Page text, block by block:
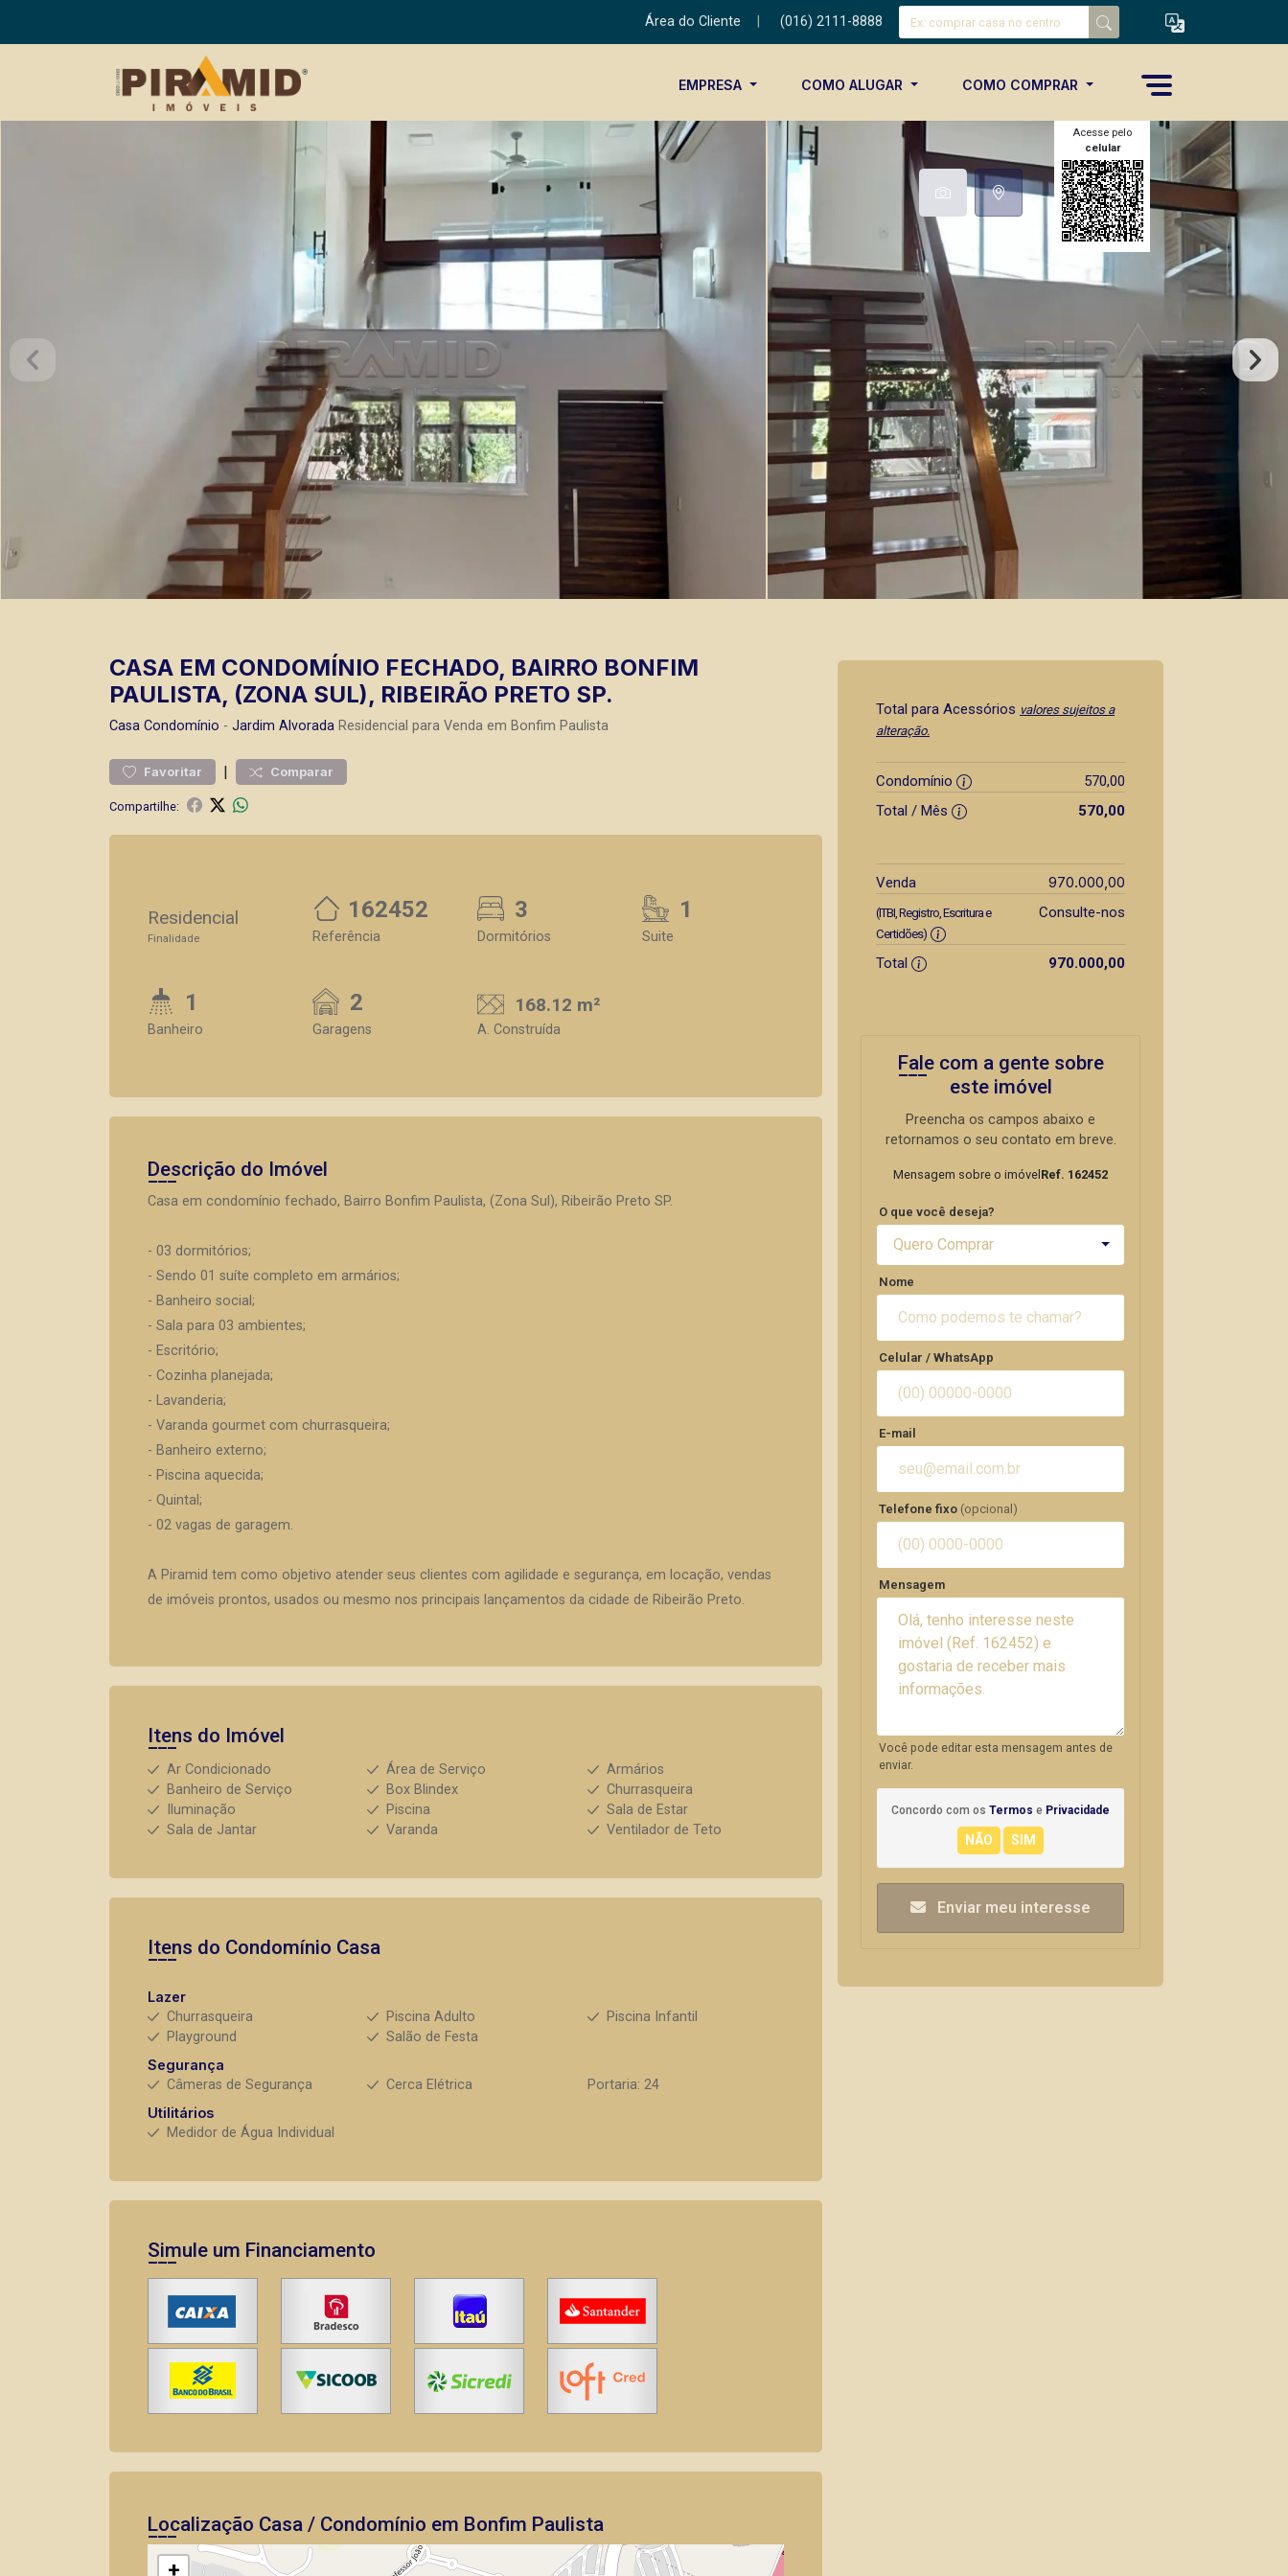
Área do Cliente (016) 2111-8888
EMPRESA COMO ALUGAR COMO COMPRAR
Acesse pelo
celular
CASA EM CONDOMÍNIO FECHADO, BAIRRO BONFIM
PAULISTA, (ZONA SUL), RIBEIRÃO PRETO SP.
Casa Condomínio - Jardim Alvorada Residencial para Venda em Bonfim Paulista
Favoritar | Comparar
Compartilhe:
Residencial
Finalidade
162452
Referência
3
Dormitórios
1
Suite
1
Banheiro
2
Garagens
168.12 m²
A. Construída
Descrição do Imóvel
Casa em condomínio fechado, Bairro Bonfim Paulista, (Zona Sul), Ribeirão Preto SP.
- 03 dormitórios;
- Sendo 01 suíte completo em armários;
- Banheiro social;
- Sala para 03 ambientes;
- Escritório;
- Cozinha planejada;
- Lavanderia;
- Varanda gourmet com churrasqueira;
- Banheiro externo;
- Piscina aquecida;
- Quintal;
- 02 vagas de garagem.
A Piramid tem como objetivo atender seus clientes com agilidade e segurança, em locação, vendas
de imóveis prontos, usados ou mesmo nos principais lançamentos da cidade de Ribeirão Preto.
Itens do Imóvel
Ar Condicionado Área de Serviço
Armários
Banheiro de Serviço
Box Blindex
Churrasqueira
Iluminação
Piscina
Sala de Estar
Sala de Jantar
Varanda Ventilador de Teto
Itens do Condomínio Casa
Lazer
Churrasqueira
Piscina Adulto
Piscina Infantil
Playground
Salão de Festa
Segurança
Câmeras de Segurança
Cerca Elétrica
Portaria: 24
Utilitários
Medidor de Água Individual
Simule um Financiamento
Localização Casa / Condomínio em Bonfim Paulista
+
Total para Acessórios valores sujeitos a
alteração.
Condomínio
570,00
Total / Mês
570,00
Venda 970.000,00
(ITBI, Registro, Escritura e
Certidões)
Consulte-nos
Total 970.000,00
Fale com a gente sobre
este imóvel
Preencha os campos abaixo e
retornamos o seu contato em breve.
Mensagem sobre o imóvel Ref. 162452
O que você deseja?
Quero Comprar
Nome
Celular / WhatsApp
E-mail
Telefone fixo (opcional)
Mensagem
Você pode editar esta mensagem antes de
enviar.
Concordo com os Termos e Privacidade
Enviar meu interesse